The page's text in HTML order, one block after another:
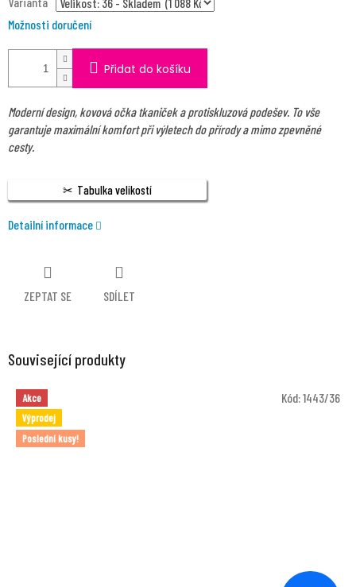
Možnosti doručení
Přidat do košíku
Moderní design, kovová očka tkaniček a protiskluzová podešev. To vše
garantuje maximální komfort při výletech do přírody a mimo zpevněné
cesty.
Tabulka velikostí
Detailní informace
ZEPTAT SE SDÍLET
Související produkty
Akce
Výprodej
Poslední kusy!
Kód:1443/36